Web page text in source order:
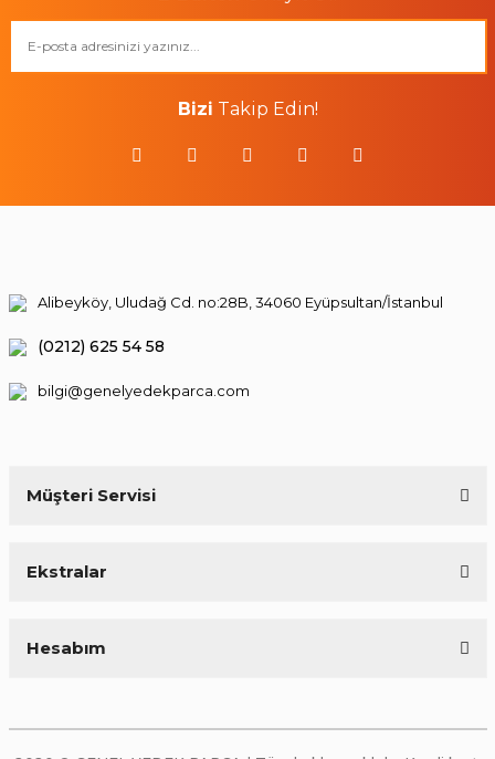
Bizi Takip Edin!
Müşteri Servisi
Ekstralar
Hesabım
Alibeyköy, Uludağ Cd. no:28B, 34060 Eyüpsultan/İstanbul
(0212) 625 54 58
bilgi@genelyedekparca.com